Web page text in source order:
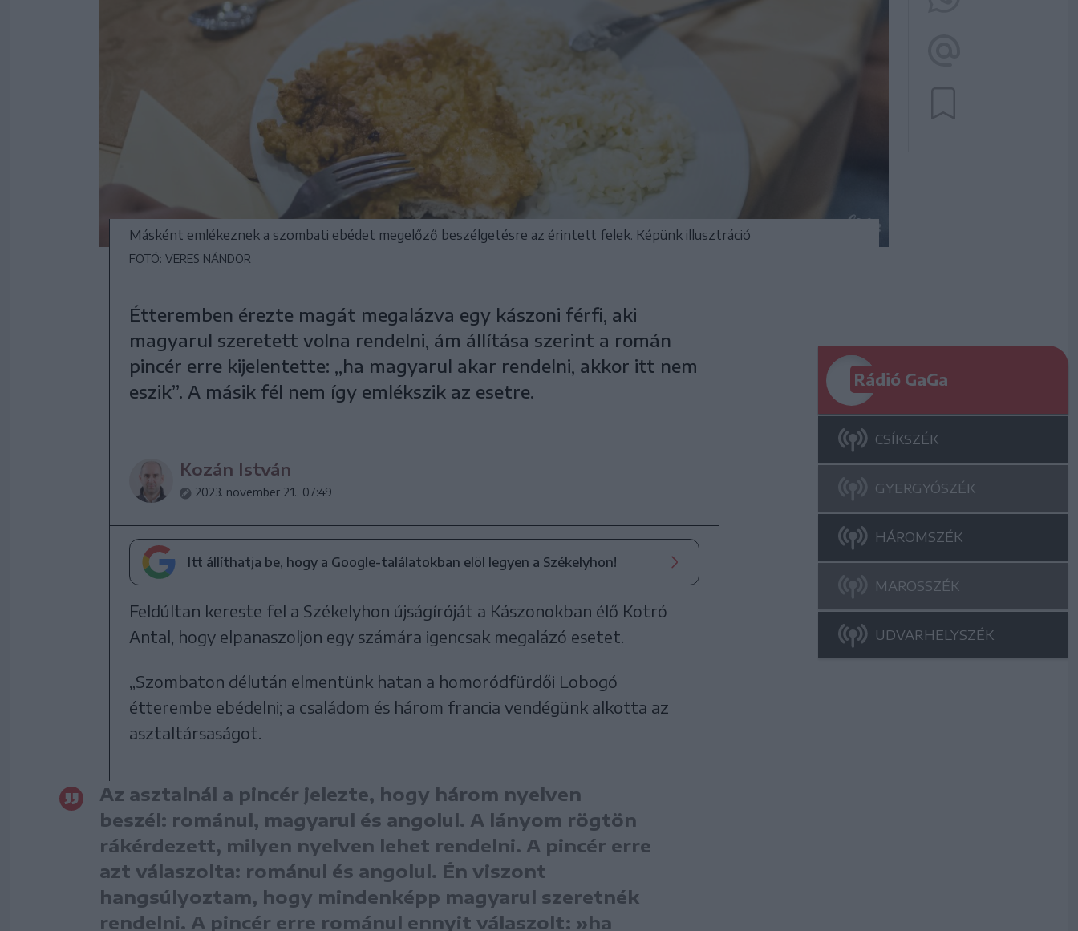
Másként emlékeznek a szombati ebédet megelőző beszélgetésre az érintett felek. Képünk illusztráció
FOTÓ: VERES NÁNDOR
Étteremben érezte magát megalázva egy kászoni férfi, aki
magyarul szeretett volna rendelni, ám állítása szerint a román
pincér erre kijelentette: „ha magyarul akar rendelni, akkor itt nem
eszik”. A másik fél nem így emlékszik az esetre.
Kozán István
2023. november 21., 07:49
Itt állíthatja be, hogy a Google-találatokban elöl legyen a Székelyhon!
Feldúltan kereste fel a Székelyhon újságíróját a Kászonokban élő Kotró
Antal, hogy elpanaszoljon egy számára igencsak megalázó esetet.
„Szombaton délután elmentünk hatan a homoródfürdői Lobogó
étterembe ebédelni; a családom és három francia vendégünk alkotta az
asztaltársaságot.
Az asztalnál a pincér jelezte, hogy három nyelven
beszél: románul, magyarul és angolul. A lányom rögtön
rákérdezett, milyen nyelven lehet rendelni. A pincér erre
azt válaszolta: románul és angolul. Én viszont
hangsúlyoztam, hogy mindenképp magyarul szeretnék
rendelni. A pincér erre románul ennyit válaszolt: »ha
Rádió GaGa
CSÍKSZÉK
GYERGYÓSZÉK
HÁROMSZÉK
MAROSSZÉK
UDVARHELYSZÉK